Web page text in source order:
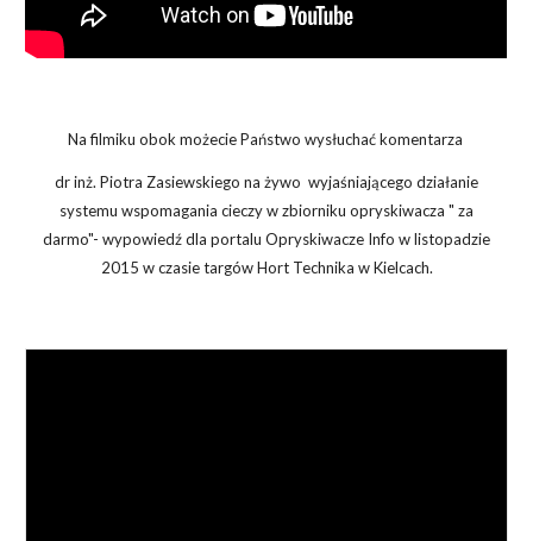
Na filmiku obok możecie Państwo wysłuchać komentarza
dr inż. Piotra Zasiewskiego na żywo wyjaśniającego działanie
systemu wspomagania cieczy w zbiorniku opryskiwacza " za
darmo"- wypowiedź dla portalu Opryskiwacze Info w listopadzie
2015 w czasie targów Hort Technika w Kielcach.